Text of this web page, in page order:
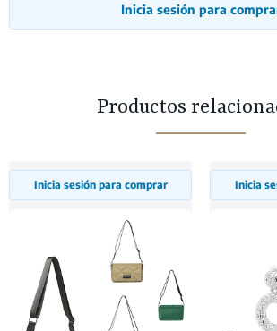
Inicia sesión para
Productos
Inicia sesión para comprar Inicia